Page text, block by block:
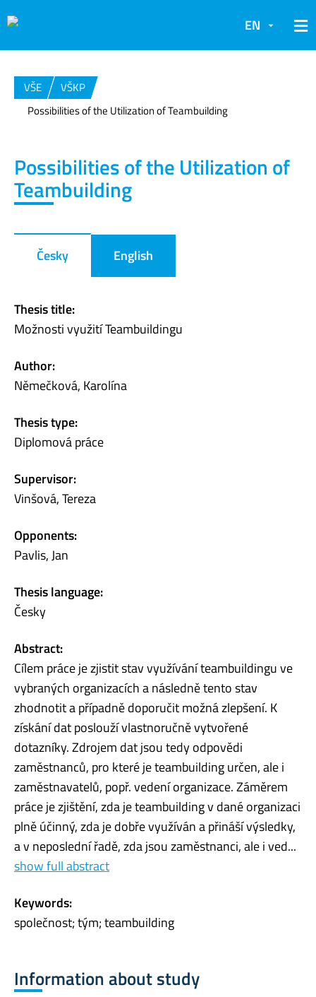
EN
VŠE
VŠKP
Possibilities of the Utilization of Teambuilding
Possibilities of the Utilization of
Teambuilding
Česky English
Thesis title:
Možnosti využití Teambuildingu
Author:
Němečková, Karolína
Thesis type:
Diplomová práce
Supervisor:
Vinšová, Tereza
Opponents:
Pavlis, Jan
Thesis language:
Česky
Abstract:
Cílem práce je zjistit stav využívání teambuildingu ve
vybraných organizacích a následně tento stav
zhodnotit a případně doporučit možná zlepšení. K
získání dat poslouží vlastnoručně vytvořené
dotazníky. Zdrojem dat jsou tedy odpovědi
zaměstnanců, pro které je teambuilding určen, ale i
zaměstnavatelů, popř. vedení organizace. Záměrem
práce je zjištění, zda je teambuilding v dané organizaci
plně účinný, zda je dobře využíván a přináší výsledky,
a v neposlední řadě, zda jsou zaměstnanci, ale i ved...
show full abstract
Keywords:
společnost; tým; teambuilding
Information about study